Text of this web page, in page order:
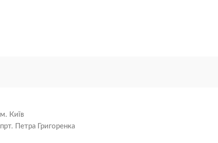
м. Київ
прт. Петра Григоренка